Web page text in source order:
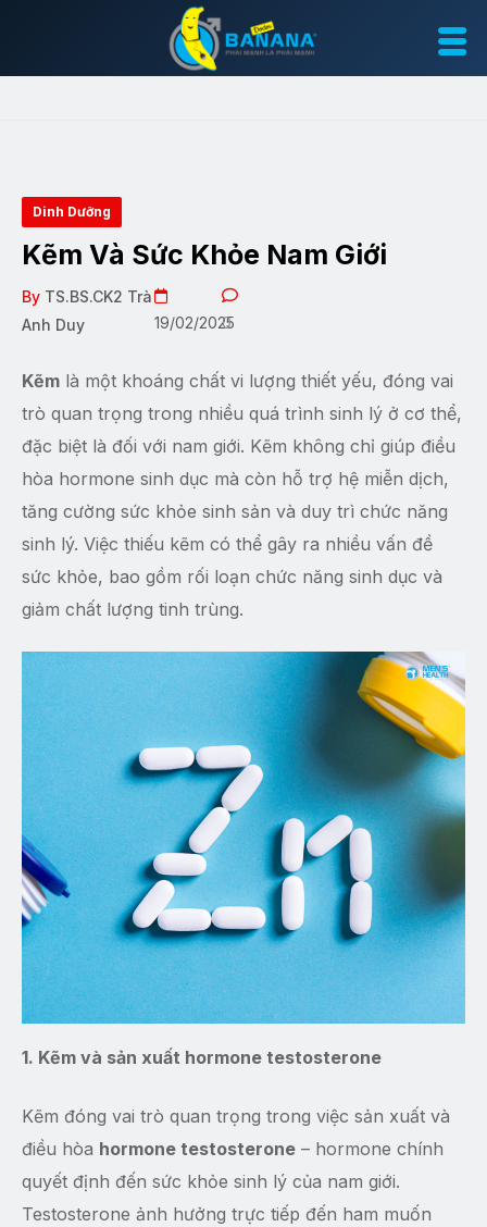
Dinh Dưỡng
Kẽm Và Sức Khỏe Nam Giới
By TS.BS.CK2 Trà
Anh Duy
19/02/2025
0
Kẽm là một khoáng chất vi lượng thiết yếu, đóng vai
trò quan trọng trong nhiều quá trình sinh lý ở cơ thể,
đặc biệt là đối với nam giới. Kẽm không chỉ giúp điều
hòa hormone sinh dục mà còn hỗ trợ hệ miễn dịch,
tăng cường sức khỏe sinh sản và duy trì chức năng
sinh lý. Việc thiếu kẽm có thể gây ra nhiều vấn đề
sức khỏe, bao gồm rối loạn chức năng sinh dục và
giảm chất lượng tinh trùng.
1. Kẽm và sản xuất hormone testosterone
Kẽm đóng vai trò quan trọng trong việc sản xuất và
điều hòa hormone testosterone – hormone chính
quyết định đến sức khỏe sinh lý của nam giới.
Testosterone ảnh hưởng trực tiếp đến ham muốn